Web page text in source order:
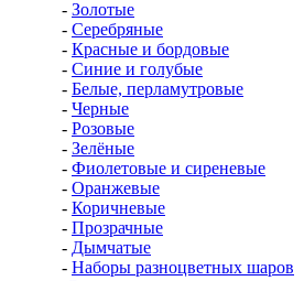
- Золотые
- Серебряные
- Красные и бордовые
- Синие и голубые
- Белые, перламутровые
- Черные
- Розовые
- Зелёные
- Фиолетовые и сиреневые
- Оранжевые
- Коричневые
- Прозрачные
- Дымчатые
- Наборы разноцветных шаров